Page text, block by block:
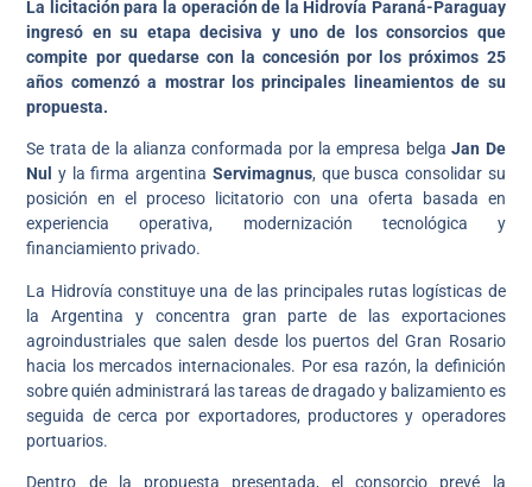
La licitación para la operación de la Hidrovía Paraná-Paraguay
ingresó en su etapa decisiva y uno de los consorcios que
compite por quedarse con la concesión por los próximos 25
años comenzó a mostrar los principales lineamientos de su
propuesta.
Se trata de la alianza conformada por la empresa belgaJan De
Nul
y la firma argentina Servimagnus, que busca consolidar su
posición en el proceso licitatorio con una oferta basada en
experiencia operativa, modernización tecnológica y
financiamiento privado.
La Hidrovía constituye una de las principales rutas logísticas de
la Argentina y concentra gran parte de las exportaciones
agroindustriales que salen desde los puertos del Gran Rosario
hacia los mercados internacionales. Por esa razón, la definición
sobre quién administrará las tareas de dragado y balizamiento es
seguida de cerca por exportadores, productores y operadores
portuarios.
Dentro de la propuesta presentada, el consorcio prevé la